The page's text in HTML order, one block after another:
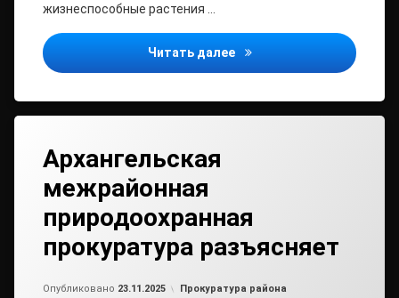
жизнеспособные растения …
Читать далее Архангельская
Архангельская
межрайонная
природоохранная
прокуратура разъясняет
Опубликовано 23.11.2025
21.11.2025
Рубрики:
Прокуратура района